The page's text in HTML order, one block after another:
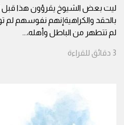
ليت بعض الشيوخ يقرؤون هذا قبل
بالحقد والكراهيةإنهم نفوسهم لم
لم تتطهر من الباطل وأهله،...
3 دقائق للقراءة